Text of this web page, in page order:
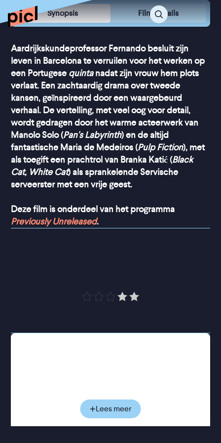
Synopsis Film Details
Aardrijkskundeprofessor Fernando besluit zijn
leven in Barcelona te verruilen voor het werken op
een Portugese quinta nadat zijn vrouw hem plots
verlaat. Een zachtaardig drama over tweede
kansen, geïnspireerd door een waargebeurd
verhaal. De vertelling, met veel oog voor detail,
wordt gedragen door het warme acteerwerk van
Manolo Solo (Pan's Labyrinth) en de altijd
fantastische Maria de Medeiros (Pulp Fiction), met
als toegift een prachtrol van Branka Katić (Black
Cat, White Cat) als sprankelende Servische
serveerster met een vrije geest.
Deze film is onderdeel van het programma
Previously Unreleased.
Fernando is een timide hoogleraar geografie in
richtingloos achterblijft. Fernando besluit naar het
noordwesten van Portugal te reizen waar hij
tuinman Manuel ontmoet, die net zou beginnen aan
Lees meer